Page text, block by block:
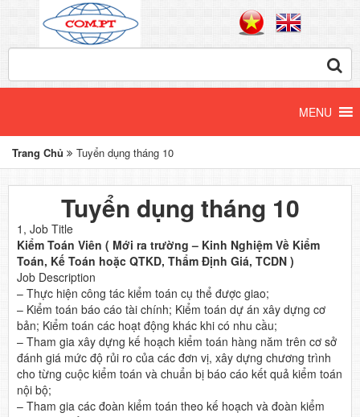
Trang Chủ Tuyển dụng tháng 10
Tuyển dụng tháng 10
1, Job Title
Kiểm Toán Viên ( Mới ra trường – Kinh Nghiệm Về Kiểm
Toán, Kế Toán hoặc QTKD, Thẩm Định Giá, TCDN )
Job Description
– Thực hiện công tác kiểm toán cụ thể được giao;
– Kiểm toán báo cáo tài chính; Kiểm toán dự án xây dựng cơ
bản; Kiểm toán các hoạt động khác khi có nhu cầu;
– Tham gia xây dựng kế hoạch kiểm toán hàng năm trên cơ sở
đánh giá mức độ rủi ro của các đơn vị, xây dựng chương trình
cho từng cuộc kiểm toán và chuẩn bị báo cáo kết quả kiểm toán
nội bộ;
– Tham gia các đoàn kiểm toán theo kế hoạch và đoàn kiểm